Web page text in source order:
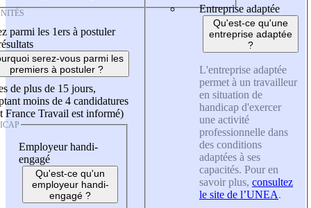
parmi les 1ers à postuler
serez-vous parmi les
premiers à postuler ?
de plus de 15 jours,
moins de 4 candidatures
France Travail est informé)
Employeur handi-
engagé
Qu'est-ce qu'un
employeur handi-
engagé ?
Entreprise adaptée
Qu'est-ce qu'une
entreprise adaptée
?
L'entreprise adaptée
permet à un travailleur
en situation de
handicap d'exercer
une activité
professionnelle dans
des conditions
adaptées à ses
capacités. Pour en
savoir plus, consultez
le site de l’UNEA.